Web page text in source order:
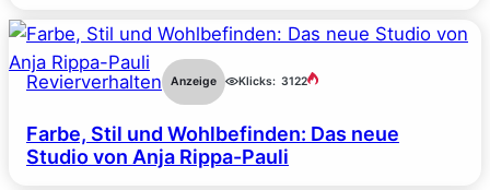
Revierverhalten Anzeige Klicks: 3122
Farbe, Stil und Wohlbefinden: Das neue
Studio von Anja Rippa-Pauli